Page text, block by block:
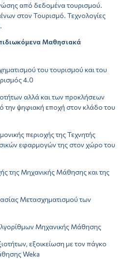
από δεδομένα τουρισμού.
στον Τουρισμό. Τεχνολογίες
Μαθησιακά
του τουρισμού και του
4.0
αλλά και των προκλήσεων
την ψηφιακή εποχή στον κλάδο του
περιοχής της Τεχνητής
εφαρμογών της στον χώρο του
της Μηχανικής Μάθησης και της
Μετασχηματισμού των
Μηχανικής Μάθησης
εξοικείωση με τον πάγκο
Weka